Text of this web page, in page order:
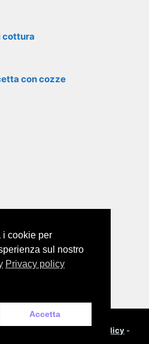
cottura
con cozze
Privacy policy -
i cookie per
sul nostro
Privacy policy
Accetta